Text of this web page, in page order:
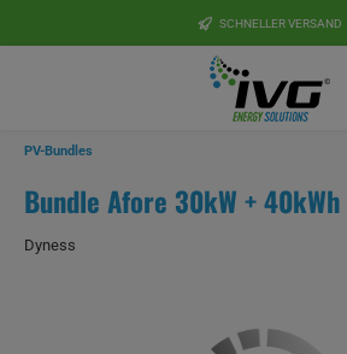
SCHNELLER VERSAND
PV-Bundles
Bundle Afore 30kW + 40kWh
Dyness